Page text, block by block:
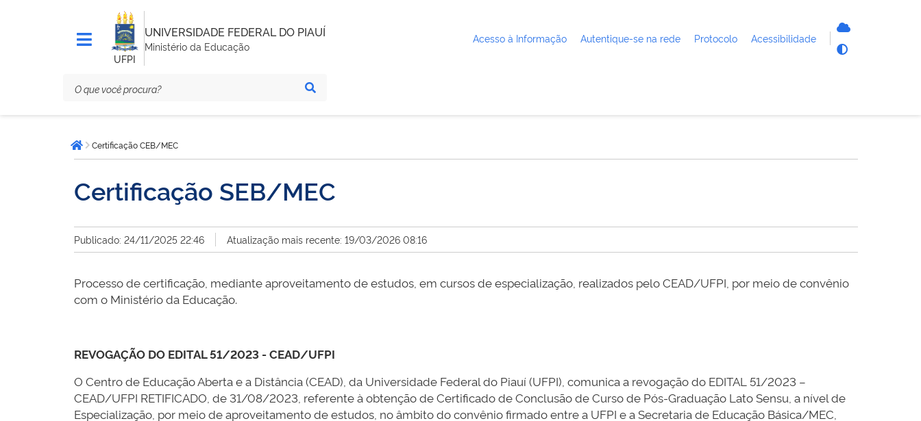
UFPI
UNIVERSIDADE FEDERAL DO PIAUÍ
Ministério da Educação
Acesso à Informação Autentique-se na rede Protocolo Acessibilidade
está
aqui:Página inicial
Certificação CEB/MEC
Certificação SEB/MEC
Publicado: 24/11/2025 22:46 Atualização mais recente: 19/03/2026 08:16
Processo de certificação, mediante aproveitamento de estudos, em cursos de especialização, realizados pelo CEAD/UFPI, por meio de convênio
com o Ministério da Educação.
REVOGAÇÃO DO EDITAL 51/2023 - CEAD/UFPI
O Centro de Educação Aberta e a Distância (CEAD), da Universidade Federal do Piauí (UFPI), comunica a revogação do EDITAL 51/2023 –
CEAD/UFPI RETIFICADO, de 31/08/2023, referente à obtenção de Certificado de Conclusão de Curso de Pós-Graduação Lato Sensu, a nível de
Especialização, por meio de aproveitamento de estudos, no âmbito do convênio firmado entre a UFPI e a Secretaria de Educação Básica/MEC,